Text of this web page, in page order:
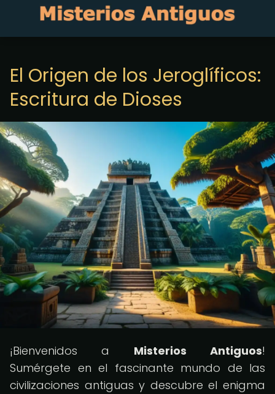
El Origen de los Jeroglíficos:
Escritura de Dioses
¡Bienvenidos a Misterios Antiguos!
Sumérgete en el fascinante mundo de las
civilizaciones antiguas y descubre el enigma